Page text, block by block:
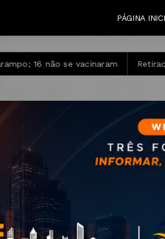
PÁGINA
Retiradas da poupança